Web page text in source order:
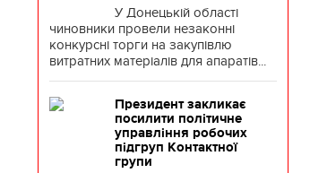
У Донецькій області
чиновники провели незаконні
конкурсні торги на закупівлю
витратних матеріалів для апаратів...
Президент закликає
посилити політичне
управління робочих
підгруп Контактної
групи